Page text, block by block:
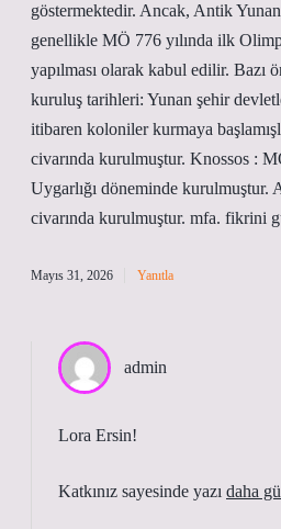
göstermektedir. Ancak, Antik Yunan
genellikle MÖ 776 yılında ilk
yapılması olarak kabul edilir. Bazı
kuruluş tarihleri: Yunan şehir
itibaren koloniler kurmaya
civarında kurulmuştur. Knossos :
Uygarlığı döneminde kurulmuştur.
civarında kurulmuştur. mfa. fikrini
Mayıs 31, 2026 Yanıtla
admin
Lora Ersin!
Katkınız sayesinde yazı daha